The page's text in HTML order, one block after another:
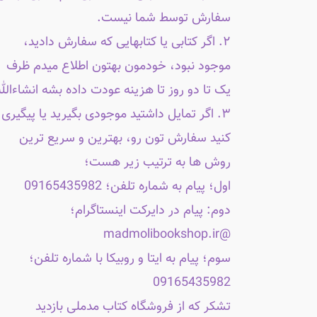
سفارش توسط شما نیست.
۲. اگر کتابی یا کتابهایی که سفارش دادید،
موجود نبود، خودمون بهتون اطلاع میدم ظرف
یک تا دو روز تا هزینه عودت داده بشه
۳. اگر تمایل داشتید موجودی بگیرید یا پیگیری
کنید سفارش تون رو، بهترین و سریع ترین
روش ها به ترتیب زیر هست؛
اول؛ پیام به شماره تلفن؛ 09165435982
دوم: پیام در دایرکت اینستاگرام؛
@madmolibookshop.ir
سوم؛ پیام به ایتا و روبیکا با شماره تلفن؛
09165435982
تشکر که از فروشگاه کتاب مدملی بازدید